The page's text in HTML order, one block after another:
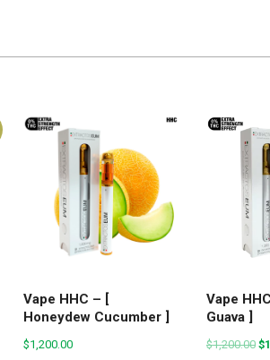
Vape HHC – [
Honeydew Cucumber ]
$1,200.00
Vape
Guava ]
$1,200.00 $